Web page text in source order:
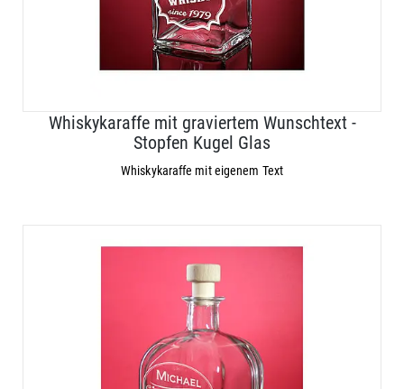
Whiskykaraffe mit graviertem Wunschtext -
Stopfen Kugel Glas
Whiskykaraffe mit eigenem Text